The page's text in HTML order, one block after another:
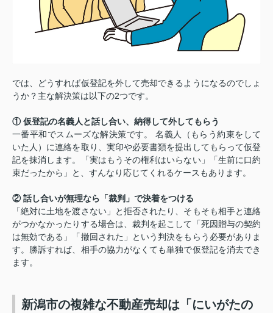
では、どうすれば仮登記を外して売却できるようになるのでしょ
うか？主な解決策は以下の2つです。
① 仮登記の名義人と話し合い、納得して外してもらう
一番平和でスムーズな解決策です。 名義人（もらう約束をして
いた人）に連絡を取り、実印や必要書類を提出してもらって仮登
記を抹消します。「実はもうその権利はいらない」「生前に口約
束だったから」と、すんなり応じてくれるケースもあります。
② 話し合いが無理なら「裁判」で決着をつける
「絶対に土地を渡さない」と拒否されたり、そもそも相手と連絡
がつかなかったりする場合は、裁判を起こして「死因贈与の契約
は無効である」「撤回された」という判決をもらう必要がありま
す。勝訴すれば、相手の協力がなくても単独で仮登記を消去でき
ます。
新潟市の複雑な不動産売却は「にいがたの